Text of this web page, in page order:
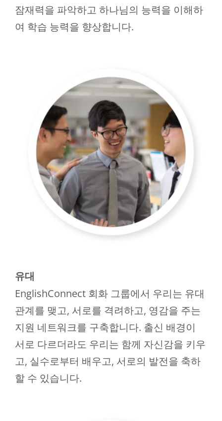
잠재력을 파악하고 하나님의 능력을 이해하
여 학습 능력을 향상합니다.
유대
EnglishConnect 회화 그룹에서 우리는 유대
관계를 맺고, 서로를 격려하고, 영감을 주는
지원 네트워크를 구축합니다. 출신 배경이
서로 다르더라도 우리는 함께 자신감을 키우
고, 실수로부터 배우고, 서로의 발전을 축하
할 수 있습니다.